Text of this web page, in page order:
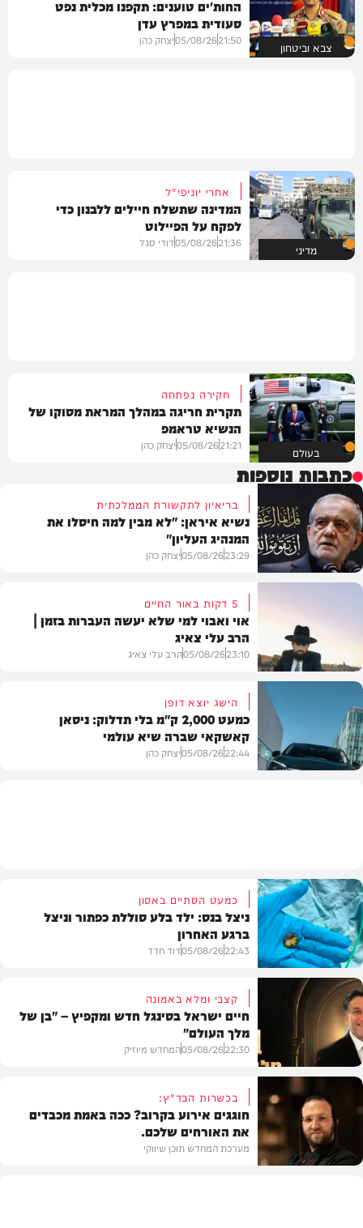
צבא וביטחון
החות'ים טוענים: תקפנו מכלית נפט
סעודית במפרץ עדן
21:50
05/08/26יצחק כהן
מדיני
אחרי יוניפי"ל
המדינה שתשלח חיילים ללבנון כדי
לפקח על הפיילוט
21:36
05/08/26דודי סגל
בעולם
חקירה נפתחה
תקרית חריגה במהלך המראת מסוקו של
הנשיא טראמפ
21:21
05/08/26יצחק כהן
כתבות נוספות
בעולם
בריאיון לתקשורת הממלכתית
נשיא איראן: "לא מבין למה חיסלו את
המנהיג העליון"
23:29
05/08/26יצחק כהן
בית המדרש
5 דקות באור החיים
אוי ואבוי למי שלא יעשה העברות בזמן |
הרב עלי צאיג
23:10
05/08/26הרב עלי צאיג
הישג יוצא דופן
כמעט 2,000 ק"מ בלי תדלוק: ניסאן
קאשקאי שברה שיא עולמי
22:44
05/08/26יצחק כהן
בריאות
כמעט הסתיים באסון
ניצל בנס: ילד בלע סוללת כפתור וניצל
ברגע האחרון
22:43
05/08/26דוד חדד
חדש במוזיקה
קצבי ומלא באמונה
חיים ישראל בסינגל חדש ומקפיץ – "בן של
מלך העולם"
22:30
05/08/26המחדש מיוזיק
בכשרות הבד"ץ:
חוגגים אירוע בקרוב? ככה באמת מכבדים
את האורחים שלכם.
מערכת המחדש תוכן שיווקי